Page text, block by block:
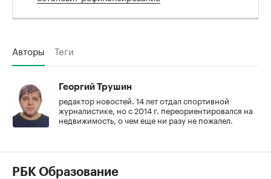
Авторы Теги
Георгий Трушин
редактор новостей. 14 лет отдал спортивной
журналистике, но с 2014 г. переориентировался на
недвижимость, о чем еще ни разу не пожалел.
РБК Образование